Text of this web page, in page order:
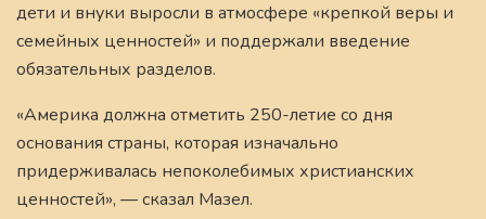
дети и внуки выросли в атмосфере «крепкой веры и
семейных ценностей» и поддержали введение
обязательных разделов.
«Америка должна отметить 250-летие со дня
основания страны, которая изначально
придерживалась непоколебимых христианских
ценностей», — сказал Мазел.